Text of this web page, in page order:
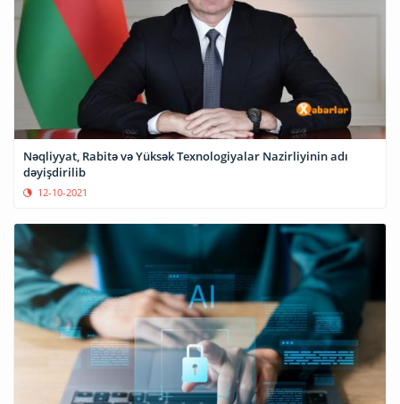
Nəqliyyat, Rabitə və Yüksək Texnologiyalar Nazirliyinin adı
dəyişdirilib
12-10-2021